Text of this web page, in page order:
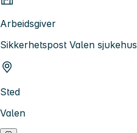
Arbeidsgiver
Sikkerhetspost Valen sjukehus
Sted
Valen